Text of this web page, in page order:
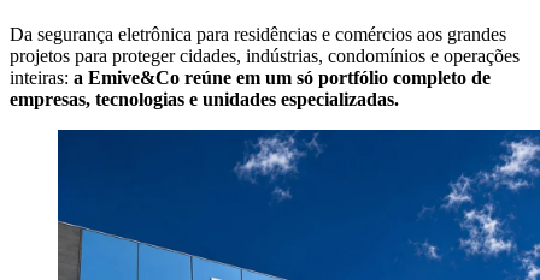
Da segurança eletrônica para residências e comércios aos grandes
projetos para proteger cidades, indústrias, condomínios e operações
inteiras: a Emive&Co reúne em um só portfólio completo de
empresas, tecnologias e unidades especializadas.